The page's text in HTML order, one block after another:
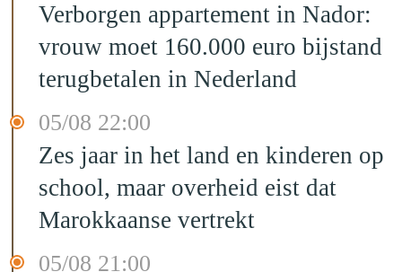
Verborgen appartement in Nador:
vrouw moet 160.000 euro bijstand
terugbetalen in Nederland
05/08 22:00
Zes jaar in het land en kinderen op
school, maar overheid eist dat
Marokkaanse vertrekt
05/08 21:00